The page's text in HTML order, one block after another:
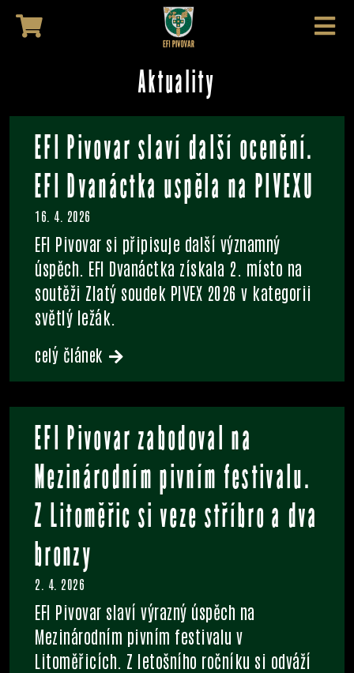
Aktuality
EFI Pivovar slaví další ocenění.
EFI Dvanáctka uspěla na PIVEXU
16. 4. 2026
EFI Pivovar si připisuje další významný
úspěch. EFI Dvanáctka získala 2. místo na
soutěži Zlatý soudek PIVEX 2026 v kategorii
světlý ležák.
celý článek
EFI Pivovar zabodoval na
Mezinárodním pivním festivalu.
Z Litoměřic si veze stříbro a dva
bronzy
2. 4. 2026
EFI Pivovar slaví výrazný úspěch na
Mezinárodním pivním festivalu v
Litoměřicích. Z letošního ročníku si odváží